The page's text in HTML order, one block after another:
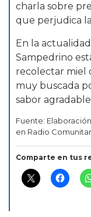
charla sobre
que perjudica
En la
Sampedrino
recolectar miel
muy buscada
sabor
Fuente:
en Radio
Comparte en tus